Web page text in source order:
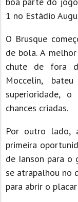
1 no Estádio
O Brusque
de bola. A
chute de fora
Moccelin,
superioridade,
chances criadas.
Por outro lado,
primeira
de Ianson para o
se atrapalhou no
para abrir o